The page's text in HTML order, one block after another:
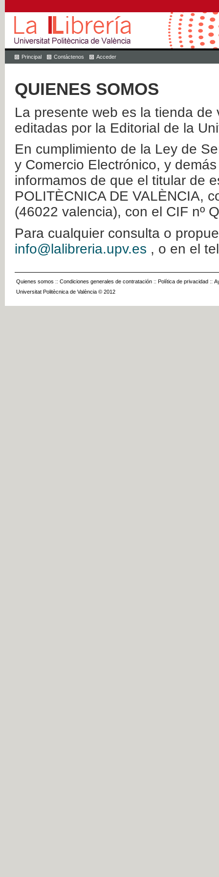
Principal Contáctenos Acceder
QUIENES SOMOS
La presente web es la tienda
editadas por la Editorial de la
En cumplimiento de la Ley de
y Comercio Electrónico, y
informamos de que el titular de
POLITÈCNICA DE VALÈNCIA,
(46022 valencia), con el CIF nº
Para cualquier consulta o
info@lalibreria.upv.es , o en el
Quienes somos :: Condiciones generales de contratación :: Política de privacidad ::
Universitat Politècnica de València © 2012